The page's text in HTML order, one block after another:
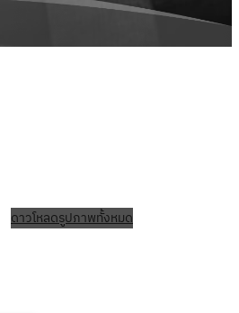
ดาวโหลดรูปภาพทั้งหมด